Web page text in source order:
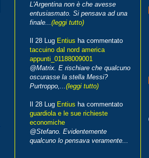
L'Argentina non è che avesse
entusiasmato. Si pensava ad una
finale...(leggi tutto)
Il 28 Lug Entius ha commentato
taccuino dal nord america
appunti_01188009001
@Matrix. E rischiare che qualcuno
oscurasse la stella Messi?
Purtroppo,...(leggi tutto)
Il 28 Lug Entius ha commentato
guardiola e le sue richieste
economiche
@Stefano. Evidentemente
qualcuno lo pensava veramente...